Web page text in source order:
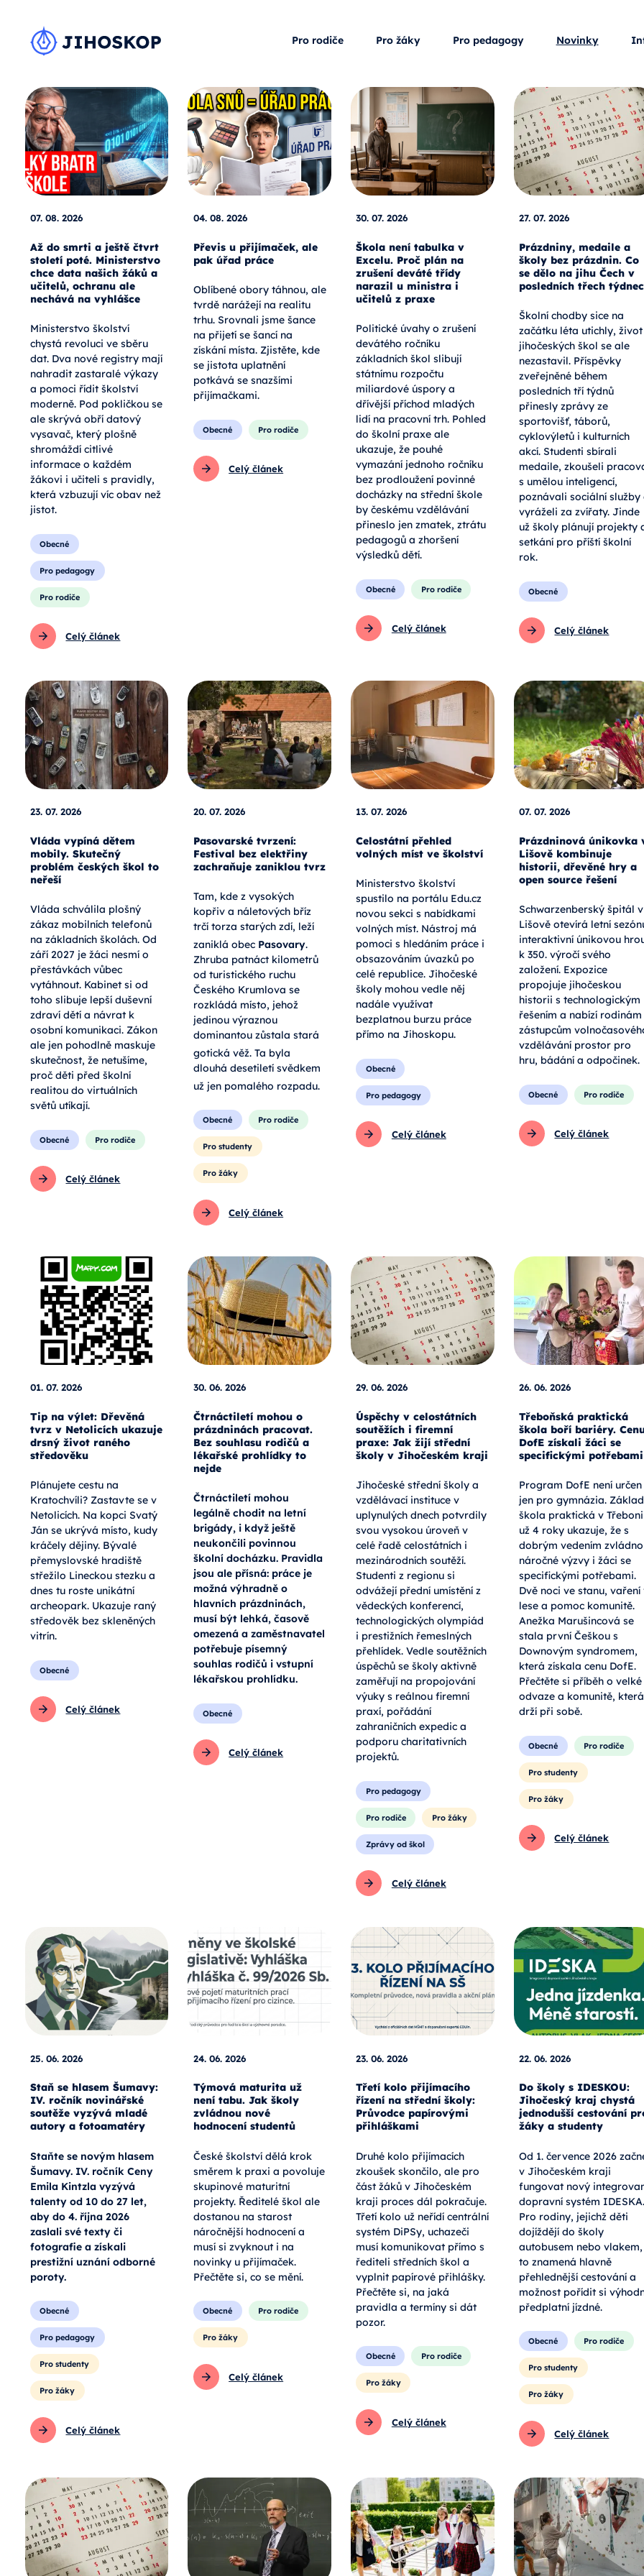
Pro rodiče Pro žáky Pro pedagogy Novinky
07. 08. 2026
Až do smrti a ještě čtvrt
století poté. Ministerstvo
chce data našich žáků a
učitelů, ochranu ale
nechává na vyhlášce
Ministerstvo školství
chystá revoluci ve sběru
dat. Dva nové registry mají
nahradit zastaralé výkazy
a pomoci řídit školství
moderně. Pod pokličkou se
ale skrývá obří datový
vysavač, který plošně
shromáždí citlivé
informace o každém
žákovi i učiteli s pravidly,
která vzbuzují víc obav než
jistot.
Obecné
Pro pedagogy
Pro rodiče
Celý článek
04. 08. 2026
Převis u přijímaček, ale
pak úřad práce
Oblíbené obory táhnou, ale
tvrdě narážejí na realitu
trhu. Srovnali jsme šance
na přijetí se šancí na
získání místa. Zjistěte, kde
se jistota uplatnění
potkává se snazšími
přijímačkami.
Obecné Pro rodiče
Celý článek
30. 07. 2026
Škola není tabulka v
Excelu. Proč plán na
zrušení deváté třídy
narazil u ministra i
učitelů z praxe
Politické úvahy o zrušení
devátého ročníku
základních škol slibují
státnímu rozpočtu
miliardové úspory a
dřívější příchod mladých
lidí na pracovní trh. Pohled
do školní praxe ale
ukazuje, že pouhé
vymazání jednoho ročníku
bez prodloužení povinné
docházky na střední škole
by českému vzdělávání
přineslo jen zmatek, ztrátu
pedagogů a zhoršení
výsledků dětí.
Obecné Pro rodiče
Celý článek
27. 07. 2026
Prázdniny, medaile a
školy bez prázdnin. Co
se dělo na jihu Čech v
posledních třech
Školní chodby sice na
začátku léta utichly, život
jihočeských škol se ale
nezastavil. Příspěvky
zveřejněné během
posledních tří týdnů
přinesly zprávy ze
sportovišť, táborů,
cyklovýletů i kulturních
akcí. Studenti sbírali
medaile, zkoušeli
s umělou inteligencí,
poznávali sociální služby
vyráželi za zvířaty. Jinde
už školy plánují projekty
setkání pro příští školní
rok.
Obecné
Celý článek
23. 07. 2026
Vláda vypíná dětem
mobily. Skutečný
problém českých škol to
neřeší
Vláda schválila plošný
zákaz mobilních telefonů
na základních školách. Od
září 2027 je žáci nesmí o
přestávkách vůbec
vytáhnout. Kabinet si od
toho slibuje lepší duševní
zdraví dětí a návrat k
osobní komunikaci. Zákon
ale jen pohodlně maskuje
skutečnost, že netušíme,
proč děti před školní
realitou do virtuálních
světů utíkají.
Obecné Pro rodiče
Celý článek
20. 07. 2026
Pasovarské tvrzení:
Festival bez elektřiny
zachraňuje zaniklou tvrz
Tam, kde z vysokých
kopřiv a náletových bříz
trčí torza starých zdí, leží
zaniklá obec Pasovary.
Zhruba patnáct kilometrů
od turistického ruchu
Českého Krumlova se
rozkládá místo, jehož
jedinou výraznou
dominantou zůstala stará
gotická věž. Ta byla
dlouhá desetiletí svědkem
už jen pomalého rozpadu.
Obecné Pro rodiče
Pro studenty
Pro žáky
Celý článek
13. 07. 2026
Celostátní přehled
volných míst ve školství
Ministerstvo školství
spustilo na portálu Edu.cz
novou sekci s nabídkami
volných míst. Nástroj má
pomoci s hledáním práce i
obsazováním úvazků po
celé republice. Jihočeské
školy mohou vedle něj
nadále využívat
bezplatnou burzu práce
přímo na Jihoskopu.
Obecné
Pro pedagogy
Celý článek
07. 07. 2026
Prázdninová únikovka
Lišově kombinuje
historii, dřevěné hry a
open source řešení
Schwarzenberský špitál v
Lišově otevírá letní
interaktivní únikovou
k 350. výročí svého
založení. Expozice
propojuje jihočeskou
historii s technologickým
řešením a nabízí
zástupcům
vzdělávání prostor pro
hru, bádání a odpočinek.
Obecné Pro rodiče
Celý článek
01. 07. 2026
Tip na výlet: Dřevěná
tvrz v Netolicích ukazuje
drsný život raného
středověku
Plánujete cestu na
Kratochvíli? Zastavte se v
Netolicích. Na kopci Svatý
Ján se ukrývá místo, kudy
kráčely dějiny. Bývalé
přemyslovské hradiště
střežilo Lineckou stezku a
dnes tu roste unikátní
archeopark. Ukazuje raný
středověk bez skleněných
vitrín.
Obecné
Celý článek
30. 06. 2026
Čtrnáctiletí mohou o
prázdninách pracovat.
Bez souhlasu rodičů a
lékařské prohlídky to
nejde
Čtrnáctiletí mohou
legálně chodit na letní
brigády, i když ještě
neukončili povinnou
školní docházku. Pravidla
jsou ale přísná: práce je
možná výhradně o
hlavních prázdninách,
musí být lehká, časově
omezená a zaměstnavatel
potřebuje písemný
souhlas rodičů i vstupní
lékařskou prohlídku.
Obecné
Celý článek
29. 06. 2026
Úspěchy v celostátních
soutěžích i firemní
praxe: Jak žijí střední
školy v Jihočeském kraji
Jihočeské střední školy a
vzdělávací instituce v
uplynulých dnech potvrdily
svou vysokou úroveň v
celé řadě celostátních i
mezinárodních soutěží.
Studenti z regionu si
odvážejí přední umístění z
vědeckých konferencí,
technologických olympiád
i prestižních řemeslných
přehlídek. Vedle soutěžních
úspěchů se školy aktivně
zaměřují na propojování
výuky s reálnou firemní
praxí, pořádání
zahraničních expedic a
podporu charitativních
projektů.
Pro pedagogy
Pro rodiče Pro žáky
Zprávy od škol
Celý článek
26. 06. 2026
Třeboňská praktická
škola boří bariéry.
DofE získali žáci se
specifickými potřebami
Program DofE není určen
jen pro gymnázia.
škola praktická v Třeboni
už 4 roky ukazuje, že s
dobrým vedením
náročné výzvy i žáci se
specifickými potřebami.
Dvě noci ve stanu, vaření
lese a pomoc komunitě.
Anežka Marušincová se
stala první Češkou s
Downovým syndromem,
která získala cenu DofE.
Přečtěte si příběh o velké
odvaze a komunitě, která
drží při sobě.
Obecné Pro rodiče
Pro studenty
Pro žáky
Celý článek
25. 06. 2026
Staň se hlasem Šumavy:
IV. ročník novinářské
soutěže vyzývá mladé
autory a fotoamatéry
Staňte se novým hlasem
Šumavy. IV. ročník Ceny
Emila Kintzla vyzývá
talenty od 10 do 27 let,
aby do 4. října 2026
zaslali své texty či
fotografie a získali
prestižní uznání odborné
poroty.
Obecné
Pro pedagogy
Pro studenty
Pro žáky
Celý článek
24. 06. 2026
Týmová maturita už
není tabu. Jak školy
zvládnou nové
hodnocení studentů
České školství dělá krok
směrem k praxi a povoluje
skupinové maturitní
projekty. Ředitelé škol ale
dostanou na starost
náročnější hodnocení a
musí si zvyknout i na
novinky u přijímaček.
Přečtěte si, co se mění.
Obecné Pro rodiče
Pro žáky
Celý článek
23. 06. 2026
Třetí kolo přijímacího
řízení na střední školy:
Průvodce papírovými
přihláškami
Druhé kolo přijímacích
zkoušek skončilo, ale pro
část žáků v Jihočeském
kraji proces dál pokračuje.
Třetí kolo už neřídí centrální
systém DiPSy, uchazeči
musí komunikovat přímo s
řediteli středních škol a
vyplnit papírové přihlášky.
Přečtěte si, na jaká
pravidla a termíny si dát
pozor.
Obecné Pro rodiče
Pro žáky
Celý článek
22. 06. 2026
Do školy s IDESKOU:
Jihočeský kraj chystá
jednodušší cestování
žáky a studenty
Od 1. července 2026
v Jihočeském kraji
fungovat nový
dopravní systém IDESKA.
Pro rodiny, jejichž děti
dojíždějí do školy
autobusem nebo vlakem,
to znamená hlavně
přehlednější cestování a
možnost pořídit si
předplatní jízdné.
Obecné Pro rodiče
Pro studenty
Pro žáky
Celý článek